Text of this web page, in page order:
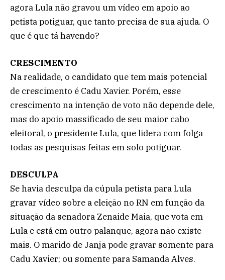
agora Lula não gravou um vídeo em apoio ao
petista potiguar, que tanto precisa de sua ajuda. O
que é que tá havendo?
CRESCIMENTO
Na realidade, o candidato que tem mais potencial
de crescimento é Cadu Xavier. Porém, esse
crescimento na intenção de voto não depende dele,
mas do apoio massificado de seu maior cabo
eleitoral, o presidente Lula, que lidera com folga
todas as pesquisas feitas em solo potiguar.
DESCULPA
Se havia desculpa da cúpula petista para Lula
gravar vídeo sobre a eleição no RN em função da
situação da senadora Zenaide Maia, que vota em
Lula e está em outro palanque, agora não existe
mais. O marido de Janja pode gravar somente para
Cadu Xavier; ou somente para Samanda Alves.